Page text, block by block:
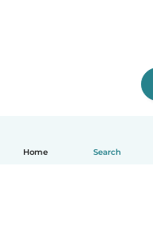
Home Search